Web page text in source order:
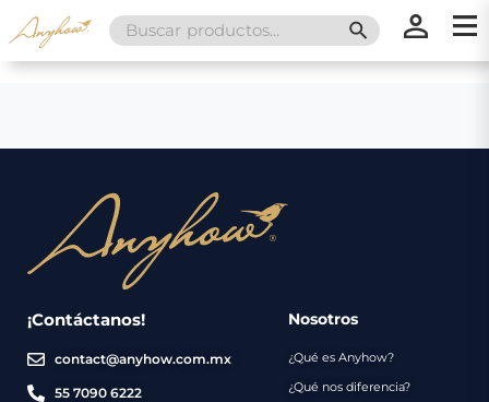
Search
for:
SEARCH
¡Contáctanos!
contact@anyhow.com.mx
55 7090 6222
Nosotros
¿Qué es Anyhow?
¿Qué nos diferencia?
Nosotros
Servicios
Envíos
Catálogo
Regalos
Contacto